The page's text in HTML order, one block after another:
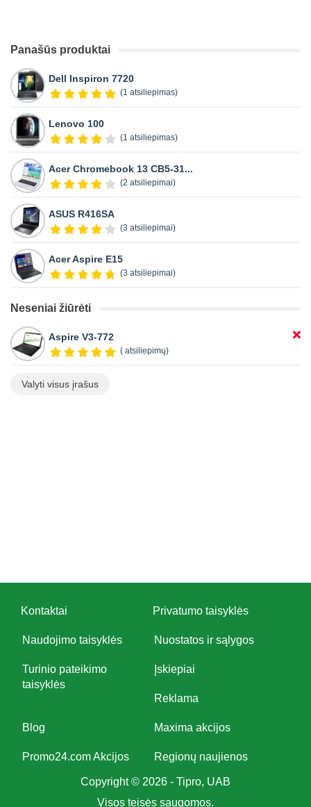
Panašūs produktai
Dell Inspiron 7720
(1 atsiliepimas)
Lenovo 100
(1 atsiliepimas)
Acer Chromebook 13 CB5-31...
(2 atsiliepimai)
ASUS R416SA
(3 atsiliepimai)
Acer Aspire E15
(3 atsiliepimai)
Neseniai žiūrėti
Aspire V3-772
( atsiliepimų)
Valyti visus įrašus
Kontaktai Privatumo taisyklės
Naudojimo taisyklės Nuostatos ir sąlygos
Turinio pateikimo
taisyklės
Įskiepiai
Reklama
Blog Maxima akcijos
Promo24.com Akcijos Regionų naujienos
Copyright © 2026 - Tipro, UAB
Visos teisės saugomos.